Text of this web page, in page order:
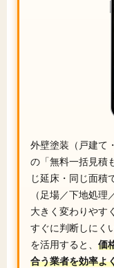
外壁塗装（戸建て
の「無料一括見積
じ延床・同じ面積
（足場／下地処
大きく変わりやす
すぐに判断しにく
を活用すると、 価
合う業者を効率よ